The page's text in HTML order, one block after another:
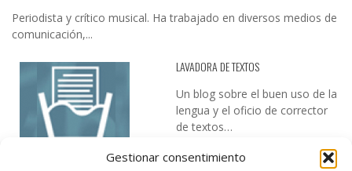
Gestionar consentimiento
Periodista y crítico musical. Ha trabajado en diversos medios de
comunicación,...
LAVADORA DE TEXTOS
Un blog sobre el buen uso de la
lengua y el oficio de corrector
de textos…